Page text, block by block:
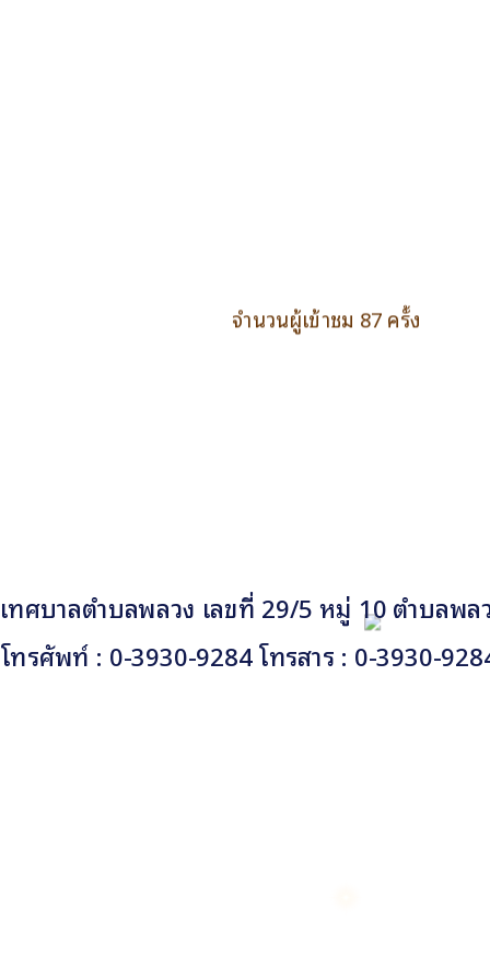
จำนวนผู้เข้าชม 87 ครั้ง
เทศบาลตำบลพลวง เลขที่ 29/5 หมู่ 10 ตำบลพ
โทรศัพท์ : 0-3930-9284 โทรสาร : 0-3930-